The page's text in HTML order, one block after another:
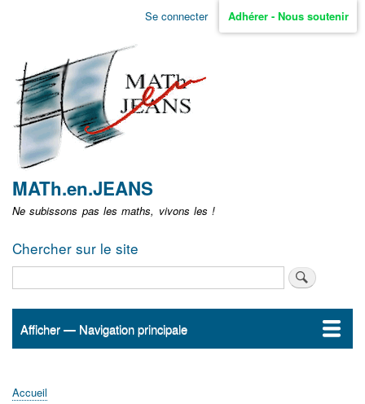
Aller
non
identifié
Se connecter Adhérer - Nous soutenir
MATh.en.JEANS
Ne subissons pas les maths, vivons les !
Chercher sur le site
Navigation
Afficher — Navigation principale
Accueil
ActualitésMATh.en.JEANS ?
Régions et Ateliers
Créer, gérer un atelier
Sujets/Publications
Congrès
Accueil